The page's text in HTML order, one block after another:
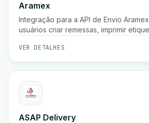
Aramex
Integração para a API de Envio
usuários criar remessas, imprimir
VER DETALHES
ASAP Delivery